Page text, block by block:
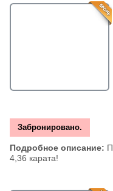
Забронировано.
Подробное описание:
4,36 карата!